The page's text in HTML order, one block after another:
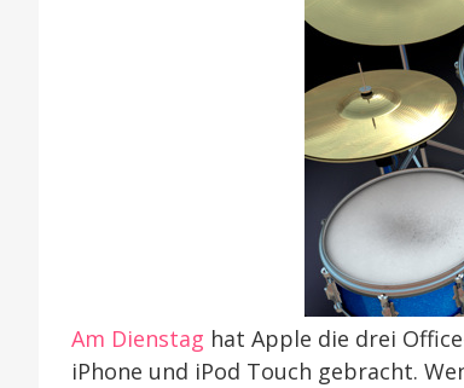
Am Dienstag hat Apple die drei
iPhone und iPod Touch gebracht.